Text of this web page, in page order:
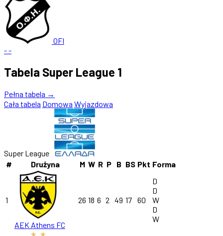
OFI
--
Tabela Super League 1
Pełna tabela →
Cała tabela Domowa Wyjazdowa
Super League
#
Drużyna M W R P B BS Pkt Forma
1
AEK Athens FC
26 18 6 2 49 17 60
D
D
W
D
W